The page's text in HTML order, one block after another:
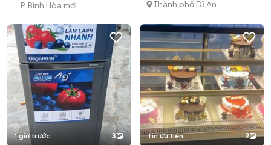
P. Bình Hòa mới
Thành phố Dĩ An
1 giờ trước 3 Tin ưu tiên 2